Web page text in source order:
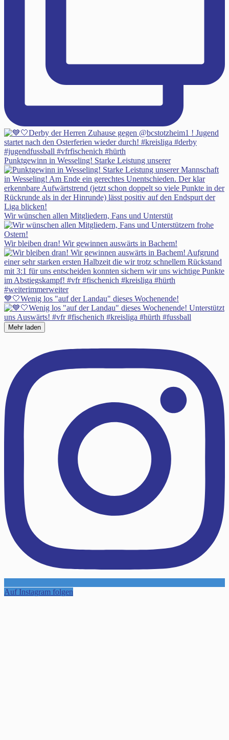
Punktgewinn in Wesseling! Starke Leistung unserer
Wir wünschen allen Mitgliedern, Fans und Unterstüt
Wir bleiben dran! Wir gewinnen auswärts in Bachem!
💙🤍Wenig los "auf der Landau" dieses Wochenende!
Mehr laden
Auf Instagram folgen